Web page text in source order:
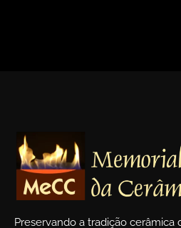
Preservando a tradição cerâmica